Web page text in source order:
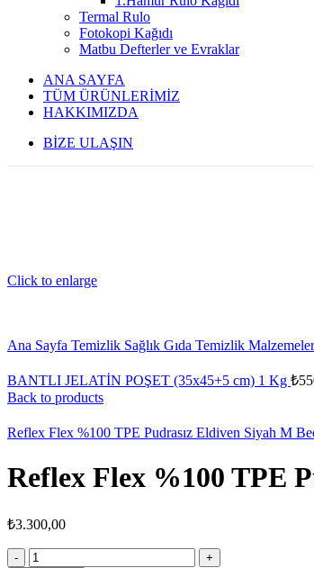
Termal Rulo
Fotokopi Kağıdı
Matbu Defterler ve Evraklar
ANA SAYFA
TÜM ÜRÜNLERİMİZ
HAKKIMIZDA
BİZE ULAŞIN
Click to enlarge
Ana Sayfa Temizlik Sağlık Gıda Temizlik
BANTLI JELATİN POŞET (35x45+5 cm) 1 Kg ₺
Back to products
Reflex Flex %100 TPE Pudrasız Eldiven Siyah M
Reflex Flex %100 TPE
₺3.300,00
Reflex